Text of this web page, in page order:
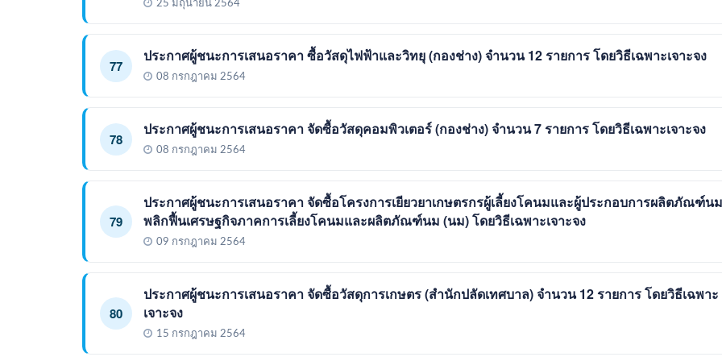
25 มิถุนายน 2564
77
ประกาศผู้ชนะการเสนอราคา ซื้อวัสดุไฟฟ้าและวิทยุ (กองช่าง) จำนวน 12 รายการ โดยวิธีเฉพาะเจาะจง
08 กรกฎาคม 2564
78
ประกาศผู้ชนะการเสนอราคา จัดซื้อวัสดุคอมพิวเตอร์ (กองช่าง) จำนวน 7 รายการ โดยวิธีเฉพาะเจาะจง
08 กรกฎาคม 2564
79
ประกาศผู้ชนะการเสนอราคา จัดซื้อโครงการเยียวยาเกษตรกรผู้เลี้ยงโคนมและผู้ประกอบการผลิตภัณฑ์นม
พลิกฟื้นเศรษฐกิจภาคการเลี้ยงโคนมและผลิตภัณฑ์นม (นม) โดยวิธีเฉพาะเจาะจง
09 กรกฎาคม 2564
80
ประกาศผู้ชนะการเสนอราคา จัดซื้อวัสดุการเกษตร (สำนักปลัดเทศบาล) จำนวน 12 รายการ โดยวิธีเฉพาะ
เจาะจง
15 กรกฎาคม 2564